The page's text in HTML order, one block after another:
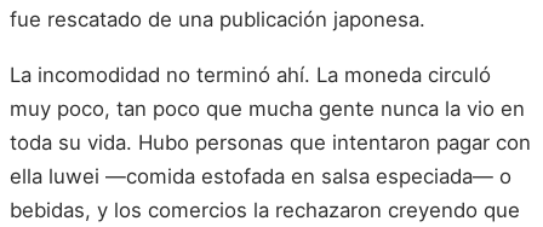
fue rescatado de una publicación japonesa.
La incomodidad no terminó ahí. La moneda circuló
muy poco, tan poco que mucha gente nunca la vio en
toda su vida. Hubo personas que intentaron pagar con
ella luwei —comida estofada en salsa especiada— o
bebidas, y los comercios la rechazaron creyendo que